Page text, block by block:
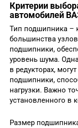
Критерии
автомобилей
Тип подшипника –
большинства
подшипники,
уровень шума.
в редукторах,
подшипники,
нагрузки. Важно
установленного в
Размер